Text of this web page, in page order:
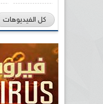
كل الفيديوهات